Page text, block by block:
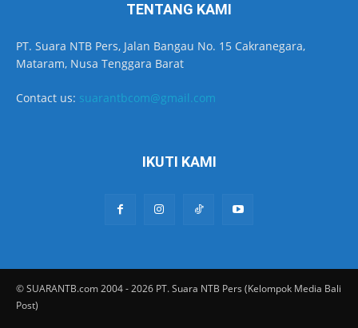
TENTANG KAMI
PT. Suara NTB Pers, Jalan Bangau No. 15 Cakranegara,
Mataram, Nusa Tenggara Barat
Contact us: suarantbcom@gmail.com
IKUTI KAMI
© SUARANTB.com 2004 - 2026 PT. Suara NTB Pers (Kelompok Media Bali
Post)